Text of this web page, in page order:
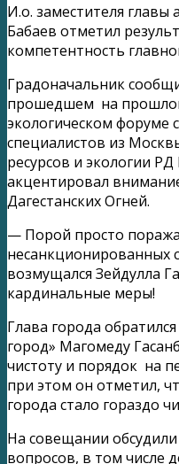
И.о. заместителя
Бабаев отметил
компетентность
Градоначальник
прошедшем на
экологическом форуме
специалистов из
ресурсов и экологии
акцентировал
Дагестанских Огней.
— Порой просто
несанкционированных
возмущался Зейдулла
кардинальные меры!
Глава города
город» Магомеду
чистоту и порядок на
при этом он отметил,
города стало гораздо
На совещании
вопросов, в том числе